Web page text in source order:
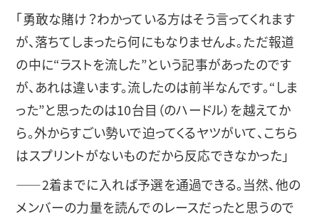
「勇敢な賭け？わかっている方はそう言ってくれます
が、落ちてしまったら何にもなりませんよ。ただ報道
の中に“ラストを流した”という記事があったのです
が、あれは違います。流したのは前半なんです。“しま
った”と思ったのは10台目（のハードル）を越えてか
ら。外からすごい勢いで迫ってくるヤツがいて、こちら
はスプリントがないものだから反応できなかった」
――2着までに入れば予選を通過できる。当然、他の
メンバーの力量を読んでのレースだったと思うので